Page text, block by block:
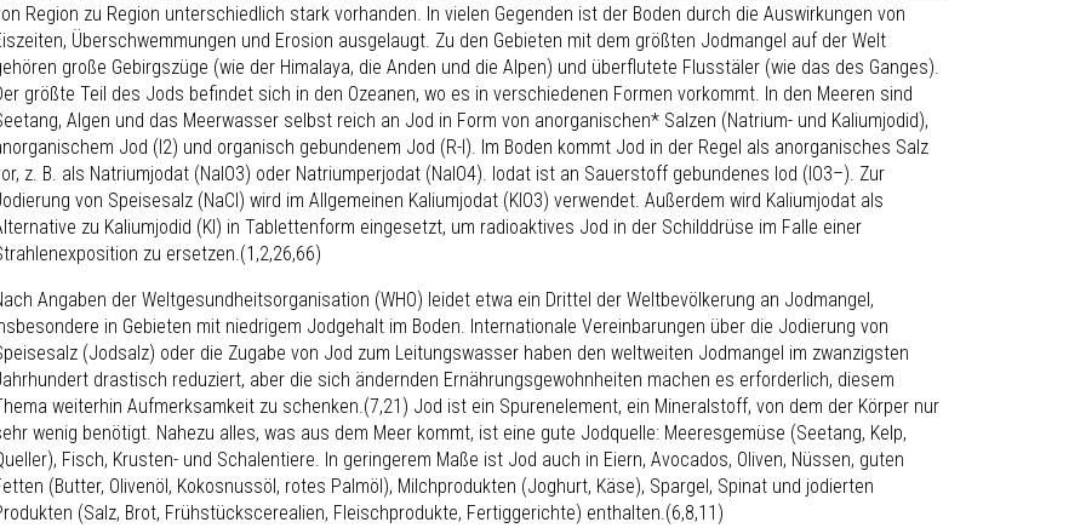
Region zu Region unterschiedlich stark vorhanden. In vielen Gegenden ist der Boden durch die Auswirkungen von
Überschwemmungen und Erosion ausgelaugt. Zu den Gebieten mit dem größten Jodmangel auf der Welt
große Gebirgszüge (wie der Himalaya, die Anden und die Alpen) und überflutete Flusstäler (wie das des Ganges).
größte Teil des Jods befindet sich in den Ozeanen, wo es in verschiedenen Formen vorkommt. In den Meeren sind
Algen und das Meerwasser selbst reich an Jod in Form von anorganischen* Salzen (Natrium- und Kaliumjodid),
Jod (I2) und organisch gebundenem Jod (R-I). Im Boden kommt Jod in der Regel als anorganisches Salz
z. B. als Natriumjodat (NaIO3) oder Natriumperjodat (NaIO4). Iodat ist an Sauerstoff gebundenes Iod (IO3–). Zur
von Speisesalz (NaCl) wird im Allgemeinen Kaliumjodat (KIO3) verwendet. Außerdem wird Kaliumjodat als
zu Kaliumjodid (KI) in Tablettenform eingesetzt, um radioaktives Jod in der Schilddrüse im Falle einer
zu ersetzen.(1,2,26,66)
Angaben der Weltgesundheitsorganisation (WHO) leidet etwa ein Drittel der Weltbevölkerung an Jodmangel,
in Gebieten mit niedrigem Jodgehalt im Boden. Internationale Vereinbarungen über die Jodierung von
(Jodsalz) oder die Zugabe von Jod zum Leitungswasser haben den weltweiten Jodmangel im zwanzigsten
drastisch reduziert, aber die sich ändernden Ernährungsgewohnheiten machen es erforderlich, diesem
weiterhin Aufmerksamkeit zu schenken.(7,21) Jod ist ein Spurenelement, ein Mineralstoff, von dem der Körper nur
wenig benötigt. Nahezu alles, was aus dem Meer kommt, ist eine gute Jodquelle: Meeresgemüse (Seetang, Kelp,
Fisch, Krusten- und Schalentiere. In geringerem Maße ist Jod auch in Eiern, Avocados, Oliven, Nüssen, guten
(Butter, Olivenöl, Kokosnussöl, rotes Palmöl), Milchprodukten (Joghurt, Käse), Spargel, Spinat und jodierten
(Salz, Brot, Frühstückscerealien, Fleischprodukte, Fertiggerichte) enthalten.(6,8,11)